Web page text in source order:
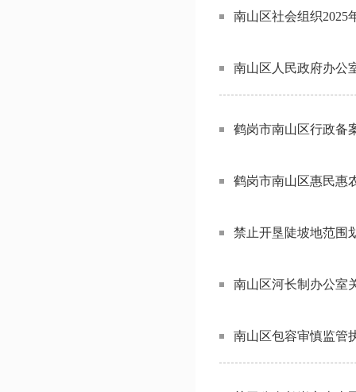
南山区社会组织2025
南山区人民政府办公
鹤岗市南山区行政备
鹤岗市南山区惠民惠
禁止开垦陡坡地范围
南山区河长制办公室
南山区包容审慎监管